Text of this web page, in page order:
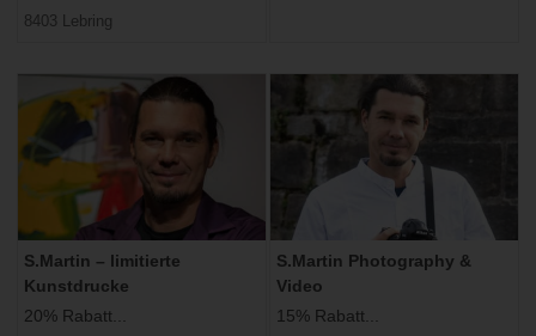
8403 Lebring
S.Martin – limitierte
Kunstdrucke
20% Rabatt...
S.Martin Photography &
Video
15% Rabatt...